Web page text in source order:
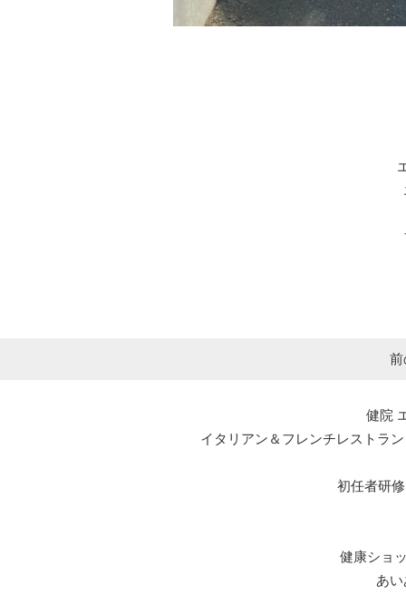
前
健院
イタリアン＆フレンチレストラ
初任者研修
健康ショ
あ